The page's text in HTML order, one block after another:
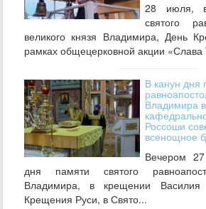
28 июля,
святого
великого князя Владимира, День
рамках общецерковной акции «Слава
В канун дня
Владимира
Россоши
всенощное
Вечером
дня памяти святого
Владимира, в крещении
Крещения Руси, в Свято...